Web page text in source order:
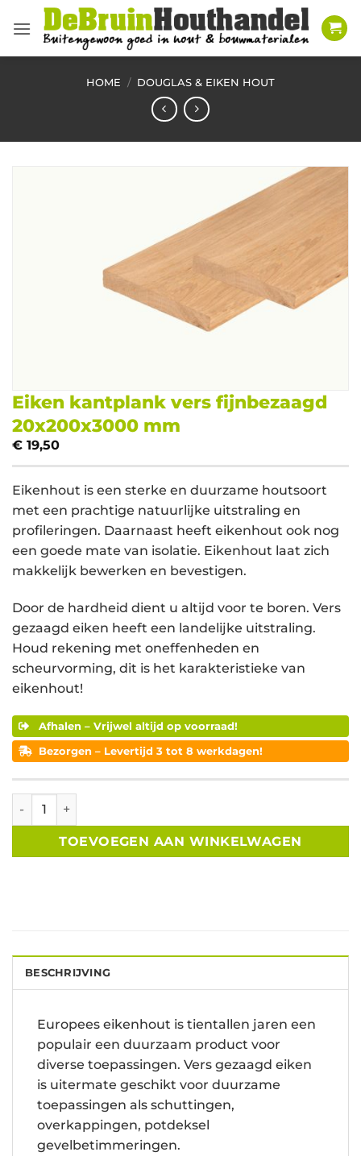
naar
HOME / DOUGLAS & EIKEN HOUT
Eiken kantplank vers fijnbezaagd
20x200x3000 mm
€ 19,50
Eikenhout is een sterke en duurzame houtsoort
met een prachtige natuurlijke uitstraling en
profileringen. Daarnaast heeft eikenhout ook nog
een goede mate van isolatie. Eikenhout laat zich
makkelijk bewerken en bevestigen.
Door de hardheid dient u altijd voor te boren. Vers
gezaagd eiken heeft een landelijke uitstraling.
Houd rekening met oneffenheden en
scheurvorming, dit is het karakteristieke van
eikenhout!
Afhalen – Vrijwel altijd op voorraad!
Bezorgen – Levertijd 3 tot 8 werkdagen!
Eiken kantplank vers fijnbezaagd 20x200x3000 mm
TOEVOEGEN AAN WINKELWAGEN
BESCHRIJVING
Europees eikenhout is tientallen jaren een
populair een duurzaam product voor
diverse toepassingen. Vers gezaagd eiken
is uitermate geschikt voor duurzame
toepassingen als schuttingen,
overkappingen, potdeksel
gevelbetimmeringen.